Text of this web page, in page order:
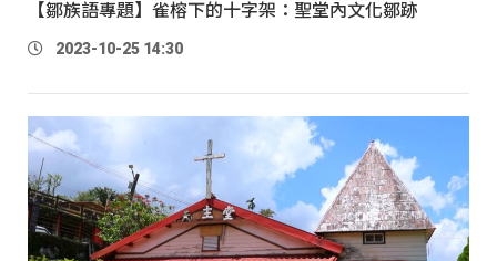
【鄒族語專題】雀榕下的十字架：聖堂內文化鄒跡
2023-10-25 14:30